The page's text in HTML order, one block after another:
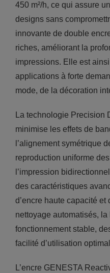
450 m²/h, ce qui assure
designs sans
innovante de double
riches, améliorant la
impressions. Elle est
applications à forte
mode, de la décoration
La technologie Precision
minimise les effets de
l’alignement symétrique
reproduction uniforme
l’impression
des caractéristiques
d’encre haute capacité et
nettoyage automatisés,
fonctionnement stable,
facilité d’utilisation
L’encre GENESTA